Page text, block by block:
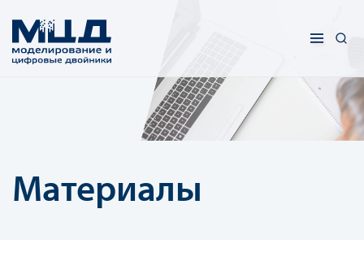
Материалы